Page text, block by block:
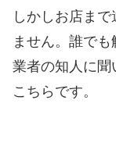
しかしお店ま
ません。誰で
業者の知人に
こちらです。